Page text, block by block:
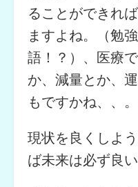
ることができれ
ますよね。（勉
語！？）、医療
か、減量とか、
もですかね、、。
現状を良くしよ
ば未来は必ず良